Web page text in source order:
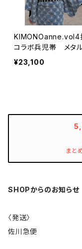
コラボ兵児帯 メタ
ダー ユニセックス
¥23,100
まと
SHOPからのお知らせ
〈発送〉
佐川急便